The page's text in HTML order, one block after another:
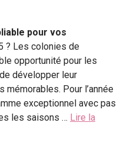
pour vos
? Les colonies de
opportunité pour les
développer leur
Pour l’année
exceptionnel avec pas
les saisons … Lire la